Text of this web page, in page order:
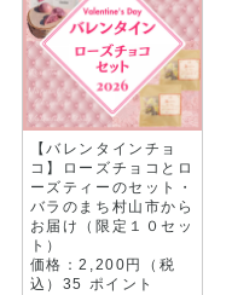
【バレンタインチョ
コ】ローズチョコとロ
ーズティーのセット・
バラのまち村山市から
お届け（限定１０セッ
ト）
価格：2,200円（税
込）35 ポイント